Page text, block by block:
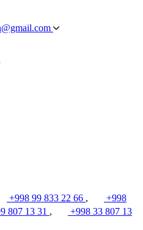
+998 99 833 22 66 ,
+998
807 13 31 ,
+998 33 807 13